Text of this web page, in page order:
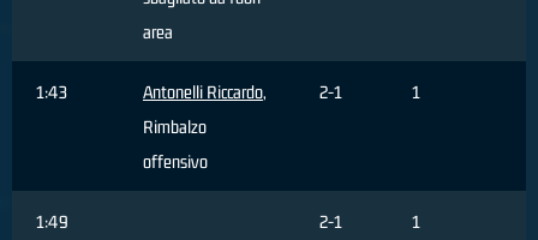
area
1:43 Antonelli Riccardo,
Rimbalzo
offensivo
2-1 1
1:49 2-1 1